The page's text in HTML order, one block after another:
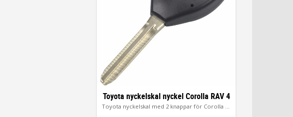
Toyota nyckelskal nyckel Corolla RAV 4
Toyota nyckelskal med 2 knappar för Corolla RAV4